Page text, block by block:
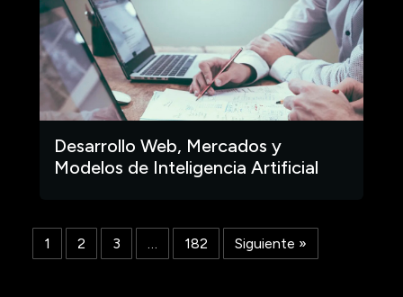
Desarrollo Web, Mercados y
Modelos de Inteligencia Artificial
1 2 3 … 182 Siguiente »